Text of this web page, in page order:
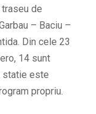
de
– Baciu –
Din cele 23
14 sunt
statie este
propriu.